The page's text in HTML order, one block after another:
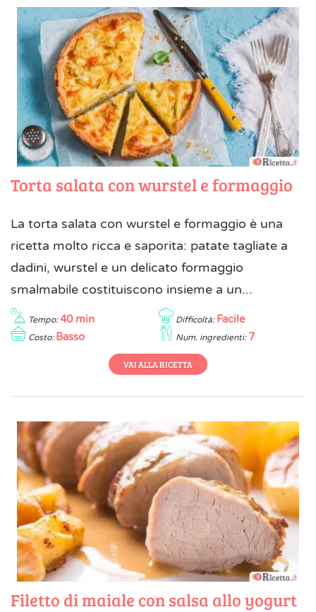
Torta salata con wurstel e formaggio
La torta salata con wurstel e formaggio è una
ricetta molto ricca e saporita: patate tagliate a
dadini, wurstel e un delicato formaggio
smalmabile costituiscono insieme a un...
Tempo: 40 min Difficoltà: Facile
Costo: Basso Num. ingredienti: 7
VAI ALLA RICETTA
Filetto di maiale con salsa allo yogurt